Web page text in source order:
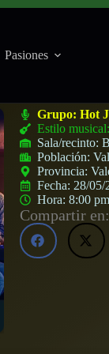
Pasiones
Grupo:Hot
Estilo
Sala/recinto:
Población:
Provincia:
Fecha: 28/05/
Hora:8:00 pm
Compartir en: